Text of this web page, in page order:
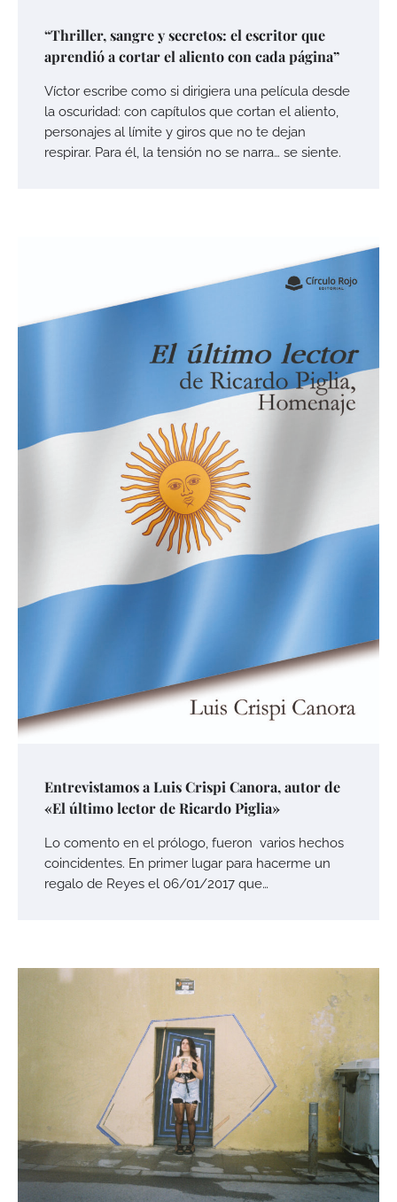
“Thriller, sangre y secretos: el escritor que
aprendió a cortar el aliento con cada página”
Víctor escribe como si dirigiera una película desde
la oscuridad: con capítulos que cortan el aliento,
personajes al límite y giros que no te dejan
respirar. Para él, la tensión no se narra… se siente.
Entrevistamos a Luis Crispi Canora, autor de
«El último lector de Ricardo Piglia»
Lo comento en el prólogo, fueron varios hechos
coincidentes. En primer lugar para hacerme un
regalo de Reyes el 06/01/2017 que…